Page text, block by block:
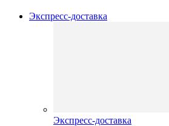
Экспресс-доставка
Экспресс-доставка